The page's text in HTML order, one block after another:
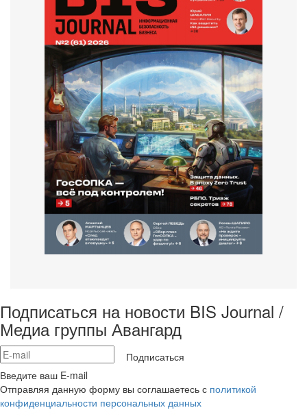
Подписаться на новости BIS Journal /
Медиа группы Авангард
Подписаться
Введите ваш E-mail
Отправляя данную форму вы соглашаетесь с политикой
конфиденциальности персональных данных